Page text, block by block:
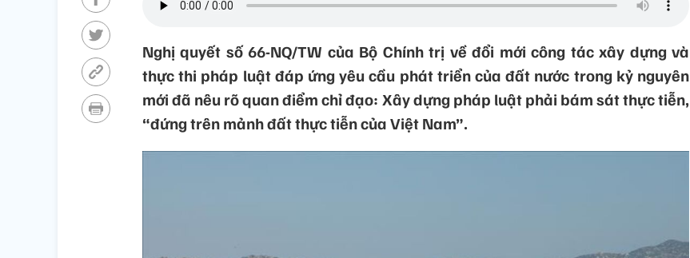
Nghị quyết số 66-NQ/TW của Bộ Chính trị về đổi mới công tác xây dựng và
thực thi pháp luật đáp ứng yêu cầu phát triển của đất nước trong kỷ nguyên
mới đã nêu rõ quan điểm chỉ đạo: Xây dựng pháp luật phải bám sát thực tiễn,
“đứng trên mảnh đất thực tiễn của Việt Nam”.